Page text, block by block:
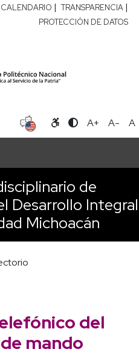
CALENDARIO | TRANSPARENCIA |
PROTECCIÓN DE DATOS
A+ A- A
de
Desarrollo Integral
Michoacán
del
mando